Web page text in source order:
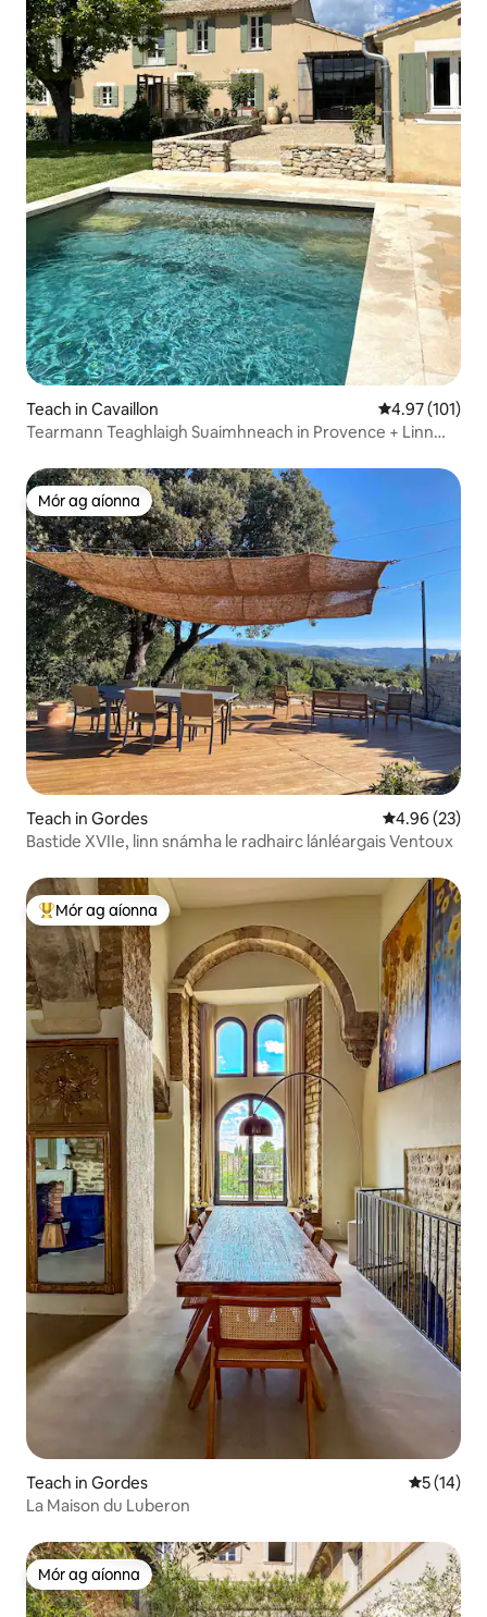
Teach in Cavaillon Meánrátáil
4.97 (101)
Tearmann Teaghlaigh Suaimhneach in Provence + Linn
Mór ag aíonna
Mór ag aíonna
Teach in Gordes Meánrátáil
4.96 (23)
Bastide XVIIe, linn snámha le radhairc lánléargais Ventoux
An-mhór ag aíonna
Mór ag aíonna
Teach in Gordes
5 (14)
La Maison du Luberon
Mór ag aíonna
Mór ag aíonna